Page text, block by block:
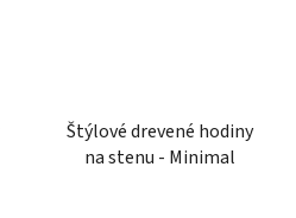
Štýlové drevené hodiny
na stenu - Minimal